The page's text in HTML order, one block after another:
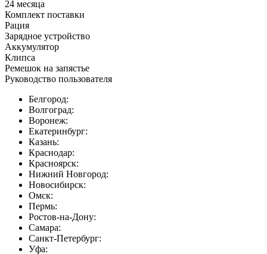
24 месяца
Комплект поставки
Рация
Зарядное устройство
Аккумулятор
Клипса
Ремешок на запястье
Руководство пользователя
Белгород:
Волгоград:
Воронеж:
Екатеринбург:
Казань:
Краснодар:
Красноярск:
Нижний Новгород:
Новосибирск:
Омск:
Пермь:
Ростов-на-Дону:
Самара:
Санкт-Петербург:
Уфа: